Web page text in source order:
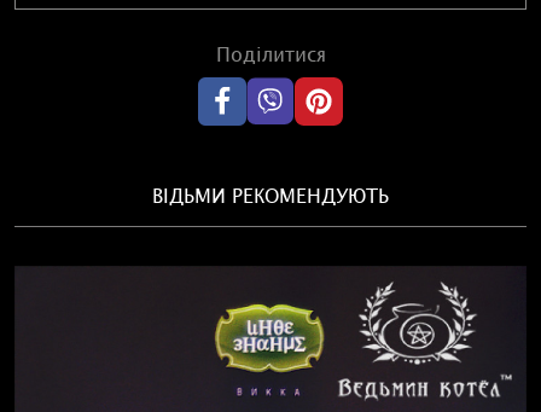
Поділитися
ВІДЬМИ РЕКОМЕНДУЮТЬ